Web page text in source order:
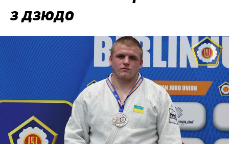
з дзюдо